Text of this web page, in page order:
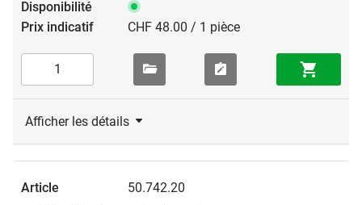
CHF 48.00 / 1 pièce
Afficher les détails
50.742.20